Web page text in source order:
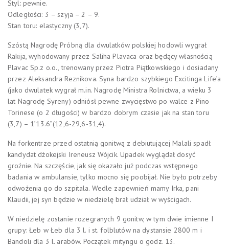
Styl: pewnie.
Odległości: 3 – szyja – 2 – 9.
Stan toru: elastyczny (3,7).
Szóstą Nagrodę Próbną dla dwulatków polskiej hodowli wygrał
Rakija, wyhodowany przez Saliha Plavaca oraz będący własnością
Plavac Sp.z o.o., trenowany przez Piotra Piątkowskiego i dosiadany
przez Aleksandra Reznikova. Syna bardzo szybkiego Excitinga Life’a
(jako dwulatek wygrał m.in. Nagrodę Ministra Rolnictwa, a wieku 3
lat Nagrodę Syreny) odniósł pewne zwycięstwo po walce z Pino
Torinese (o 2 długości) w bardzo dobrym czasie jak na stan toru
(3,7) – 1’13.6”(12,6-29,6-31,4).
Na forkentrze przed ostatnią gonitwą z debiutującej Malali spadł
kandydat dżokejski Ireneusz Wójcik. Upadek wyglądał dosyć
groźnie. Na szczęście, jak się okazało już podczas wstępnego
badania w ambulansie, tylko mocno się poobijał. Nie było potrzeby
odwożenia go do szpitala. Wedle zapewnień mamy Irka, pani
Klaudii, jej syn będzie w niedzielę brał udział w wyścigach.
W niedzielę zostanie rozegranych 9 gonitw, w tym dwie imienne I
grupy: Łeb w Łeb dla 3 l. i st. folblutów na dystansie 2800 m i
Bandoli dla 3 l. arabów. Początek mityngu o godz. 13.